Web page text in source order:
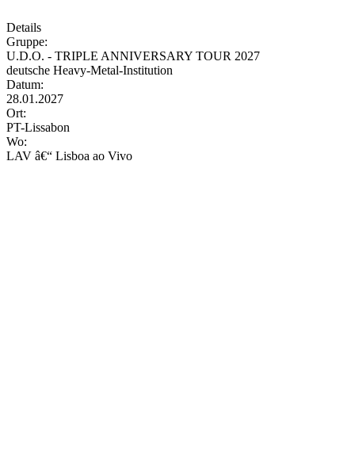
Details
Gruppe:
U.D.O. - TRIPLE ANNIVERSARY TOUR 2027
deutsche Heavy-Metal-Institution
Datum:
28.01.2027
Ort:
PT-Lissabon
Wo:
LAV â€“ Lisboa ao Vivo